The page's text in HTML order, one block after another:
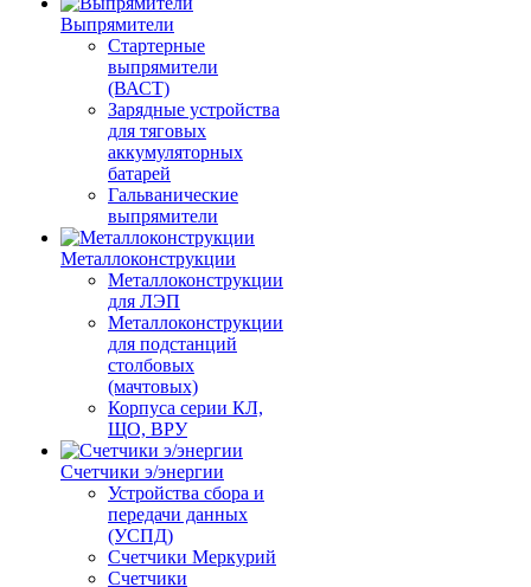
Выпрямители
Стартерные
выпрямители
(ВАСТ)
Зарядные устройства
для тяговых
аккумуляторных
батарей
Гальванические
выпрямители
Металлоконструкции
Металлоконструкции
для ЛЭП
Металлоконструкции
для подстанций
столбовых
(мачтовых)
Корпуса серии КЛ,
ЩО, ВРУ
Счетчики э/энергии
Устройства сбора и
передачи данных
(УСПД)
Счетчики Меркурий
Счетчики